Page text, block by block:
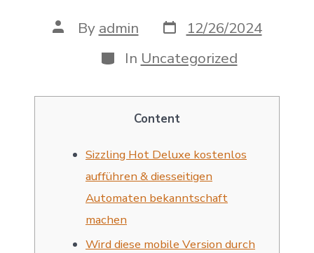
Post
author
By admin Post
date
12/26/2024
Categories
In Uncategorized
Content
Sizzling Hot Deluxe kostenlos
aufführen & diesseitigen
Automaten bekanntschaft
machen
Wird diese mobile Version durch